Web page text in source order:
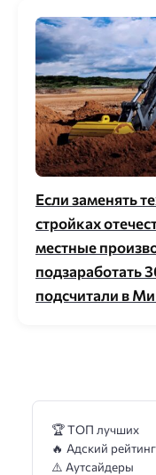
Если заменять
стройках
местные
подзаработать
подсчитали в
🏆 ТОП лучших
🔥 Адский рейтинг
⚠️ Аутсайдеры